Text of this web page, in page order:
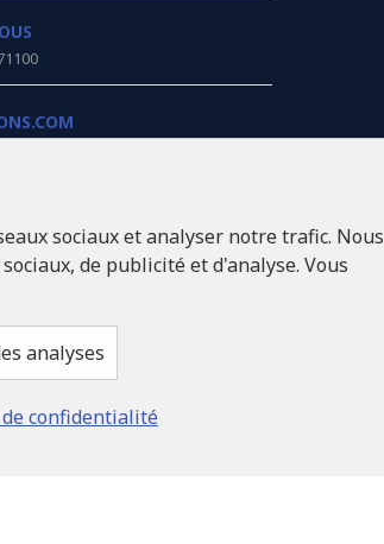
LV40103717618
sociaux et analyser notre trafic. Nous
de publicité et d'analyse. Vous
analyses
confidentialité